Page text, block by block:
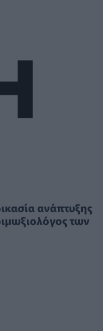
ανάπτυξης
των